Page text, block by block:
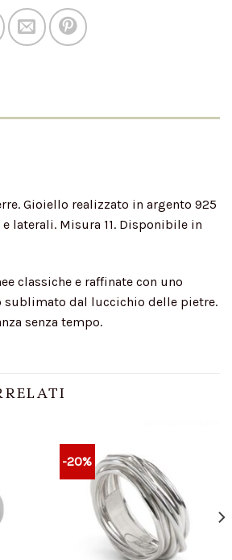
Gioiello realizzato in argento 925
laterali. Misura 11. Disponibile in
classiche e raffinate con uno
dal luccichio delle pietre.
senza tempo.
-20%